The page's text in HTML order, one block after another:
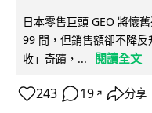
日本零售巨頭 GEO 將懷
99 間，但銷售額卻不降
收」奇蹟，...
閱讀全文
243 19 ↗ 分享